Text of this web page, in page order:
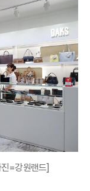
=강원랜드]